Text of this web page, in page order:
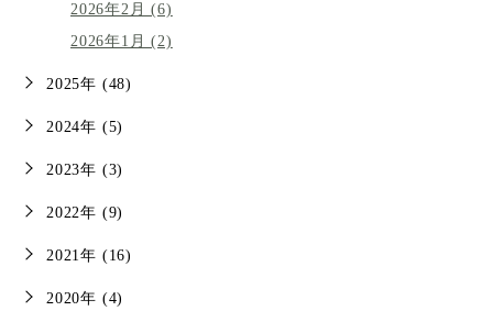
2026年2月 (6)
2026年1月 (2)
2025年 (48)
2024年 (5)
2023年 (3)
2022年 (9)
2021年 (16)
2020年 (4)